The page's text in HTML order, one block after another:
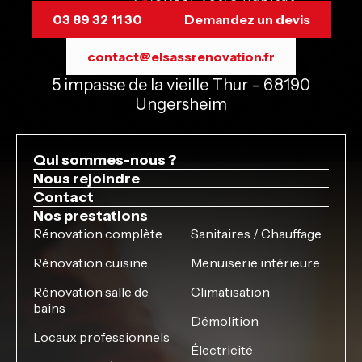
03 89 32 11 30 Demandez un devis
contact@elsassrenovation.fr
5 impasse de la vieille Thur - 68190
Ungersheim
Qui sommes-nous ?
Nous rejoindre
Contact
Nos prestations
Rénovation complète
Rénovation cuisine
Rénovation salle de
bains
Locaux professionnels
Sanitaires / Chauffage
Menuiserie intérieure
Climatisation
Démolition
Électricité